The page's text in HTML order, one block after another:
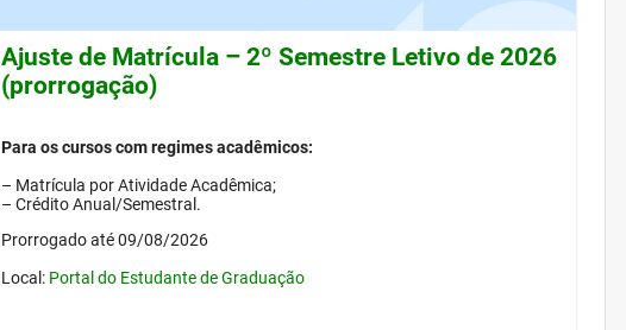
Ajuste de Matrícula – 2º Semestre Letivo de 2026
(prorrogação)
Para os cursos com regimes acadêmicos:
– Matrícula por Atividade Acadêmica;
– Crédito Anual/Semestral.
Prorrogado até 09/08/2026
Local: Portal do Estudante de Graduação